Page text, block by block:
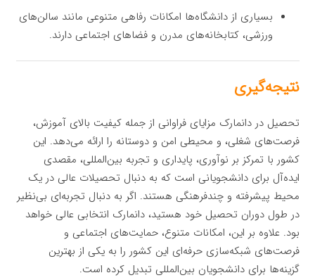
بسیاری از دانشگاه‌ها امکانات رفاهی متنوعی مانند سالن‌های
ورزشی، کتابخانه‌های مدرن و فضاهای اجتماعی دارند.
نتیجه‌گیری
تحصیل در دانمارک مزایای فراوانی از جمله کیفیت بالای آموزش،
فرصت‌های شغلی، و محیطی امن و دوستانه را ارائه می‌دهد. این
کشور با تمرکز بر نوآوری، پایداری و تجربه بین‌المللی، مقصدی
ایده‌آل برای دانشجویانی است که به دنبال تحصیلات عالی در یک
محیط پیشرفته و چندفرهنگی هستند. اگر به دنبال تجربه‌ای بی‌نظیر
در طول دوران تحصیل خود هستید، دانمارک انتخابی عالی خواهد
بود. علاوه بر این، امکانات متنوع، حمایت‌های اجتماعی و
فرصت‌های شبکه‌سازی حرفه‌ای این کشور را به یکی از بهترین
گزینه‌ها برای دانشجویان بین‌المللی تبدیل کرده است.